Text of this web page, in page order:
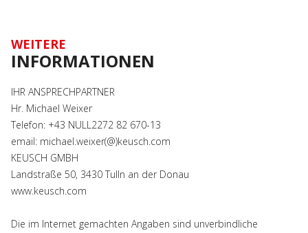
WEITERE
INFORMATIONEN
IHR ANSPRECHPARTNER
Hr. Michael Weixer
Telefon: +43 NULL2272 82 670-13
email: michael.weixer(@)keusch.com
KEUSCH GMBH
Landstraße 50, 3430 Tulln an der Donau
www.keusch.com
Die im Internet gemachten Angaben sind unverbindliche